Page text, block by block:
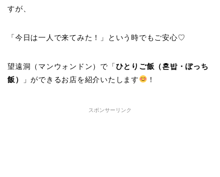
すが、
「今日は一人で来てみた！」という時でもご安心♡
望遠洞（マンウォンドン）で「ひとりご飯（혼밥・ぼっち
飯）
」ができるお店を紹介いたします ！
スポンサーリンク